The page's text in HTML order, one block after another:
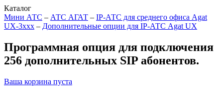
Каталог
Мини АТС – АТС АГАТ – IP-АТС для среднего офиса Agat
UX-3xxx – Дополнительные опции для IP-АТС Agat UX
Программная опция для подключения
256 дополнительных SIP абонентов.
Ваша корзина пуста